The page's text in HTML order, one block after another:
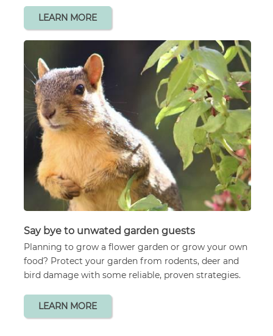
LEARN MORE
Say bye to unwated garden guests
Planning to grow a flower garden or grow your own
food? Protect your garden from rodents, deer and
bird damage with some reliable, proven strategies.
LEARN MORE